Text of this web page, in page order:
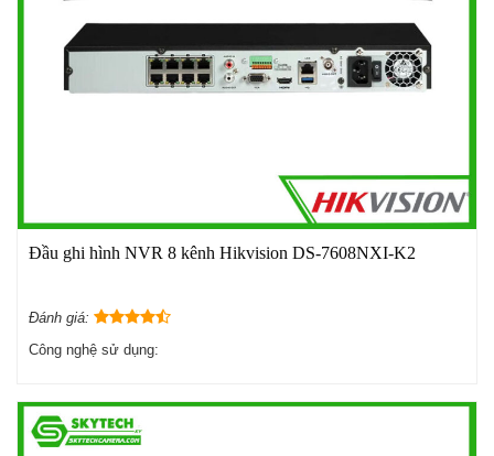
Đầu ghi hình NVR 8 kênh Hikvision DS-7608NXI-K2
Đánh giá:
Công nghệ sử dụng: